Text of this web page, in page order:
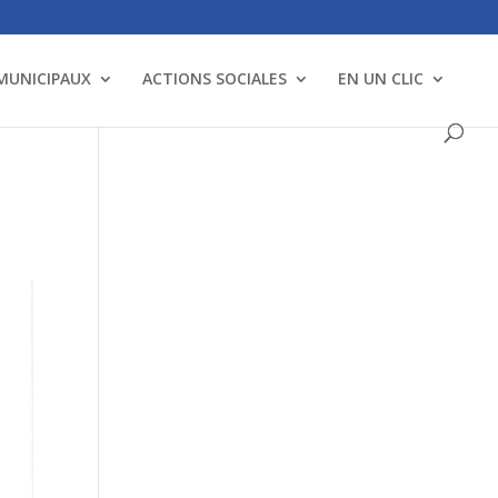
ACTIONS SOCIALES EN UN CLIC